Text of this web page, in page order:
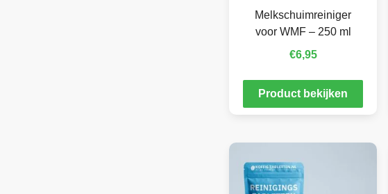
Melkschuimreiniger
voor WMF – 250 ml
€6,95
Product bekijken